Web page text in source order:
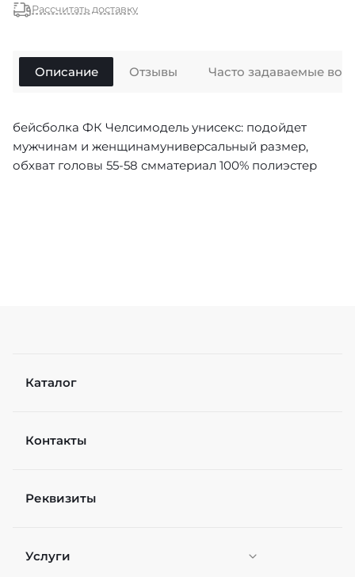
Рассчитать доставку
Описание
бейсболка ФК Челсимодель унисекс: подойдет
мужчинам и женщинамуниверсальный размер,
обхват головы 55-58 смматериал 100% полиэстер
Отзывы Часто задаваемые
Каталог
Контакты
Реквизиты
Услуги